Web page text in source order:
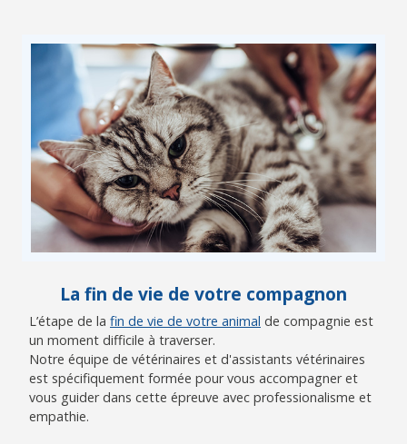
La fin de vie de votre compagnon
L’étape de la fin de vie de votre animal de compagnie est
un moment difficile à traverser.
Notre équipe de vétérinaires et d'assistants vétérinaires
est spécifiquement formée pour vous accompagner et
vous guider dans cette épreuve avec professionalisme et
empathie.